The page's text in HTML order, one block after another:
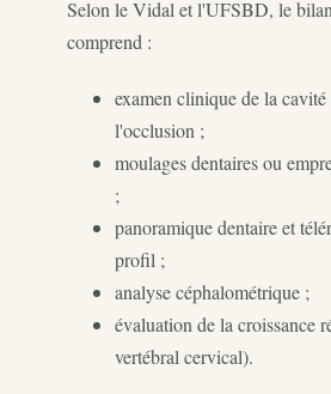
Selon le Vidal et l'UFSBD, le
comprend :
examen clinique de la
l'occlusion ;
moulages dentaires ou
;
panoramique dentaire et
profil ;
analyse céphalométrique ;
évaluation de la croissance
vertébral cervical).